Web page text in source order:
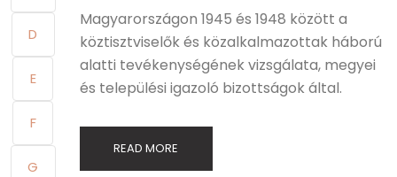
D
E
F
G
Magyarországon 1945 és 1948 között a
köztisztviselők és közalkalmazottak háború
alatti tevékenységének vizsgálata, megyei
és települési igazoló bizottságok által.
READ MORE